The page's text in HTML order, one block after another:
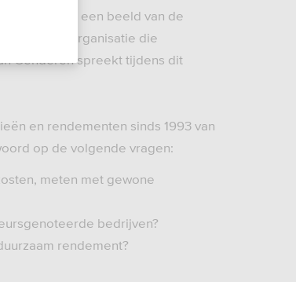
een beeld van de
organisatie die
Genderen spreekt tijdens dit
en rendementen sinds 1993 van
op de volgende vragen:
meten met gewone
bedrijven?
rendement?